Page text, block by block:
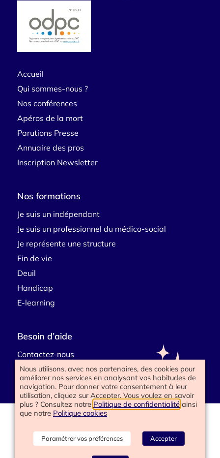
Accueil
Qui sommes-nous ?
Nos conférences
Apéros de la mort
Parutions Presse
Annuaire des pros
Inscription Newsletter
Nos formations
Je suis un indépendant
Je suis un professionnel du médico-social
Je représente une structure
Fin de vie
Deuil
Handicap
E-learning
Besoin d’aide
Contactez-nous
www.happyend.life 2025
Politique de confidentialité
Mentions légales
Nous utilisons, avec nos partenaires, des cookies pour
améliorer nos services en analysant vos habitudes de
navigation. Pour donner votre consentement à leur
utilisation, cliquez sur Accepter. Vous voulez en savoir
plus ? Consultez notre Politique de confidentialité ainsi
que notre Politique cookies
Paramétrer vos préférences Accepter